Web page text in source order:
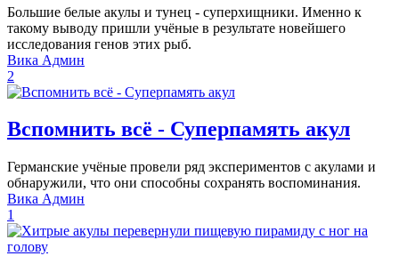
Большие белые акулы и тунец - суперхищники. Именно к
такому выводу пришли учёные в результате новейшего
исследования генов этих рыб.
Вика Админ
2
Вспомнить всё - Суперпамять акул
Германские учёные провели ряд экспериментов с акулами и
обнаружили, что они способны сохранять воспоминания.
Вика Админ
1